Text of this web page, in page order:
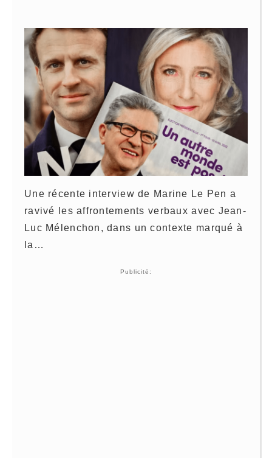
Une récente interview de Marine Le Pen a
ravivé les affrontements verbaux avec Jean-
Luc Mélenchon, dans un contexte marqué à
la…
Publicité: